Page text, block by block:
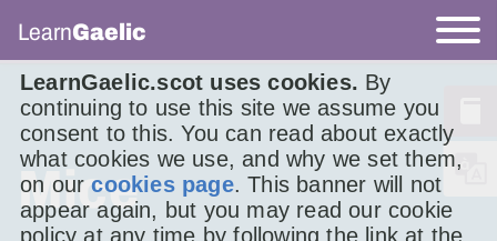
LearnGaelic.scot uses cookies. By
continuing to use this site we assume you
consent to this. You can read about exactly
what cookies we use, and why we set them,
on ourcookies page. This banner will not
appear again, but you may read our cookie
policy at any time by following the link at the
LearnGaelic
Mice